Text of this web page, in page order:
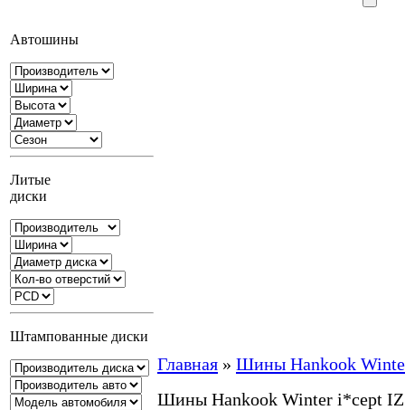
Автошины
Литые
диски
Штампованные диски
Главная » Шины Hankook
Шины Hankook Winter i*cept